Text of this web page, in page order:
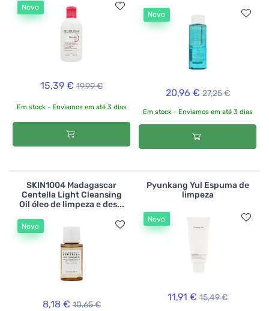
Novo
15,39 € 19,99 €
Em stock - Enviamos em até 3 dias
Novo
20,96 € 27,25 €
Em stock - Enviamos em até 3 dias
SKIN1004 Madagascar
Centella Light Cleansing
Oil óleo de limpeza e des...
Novo
8,18 € 10,65 €
Pyunkang Yul Espuma de
limpeza
Novo
11,91 € 15,49 €